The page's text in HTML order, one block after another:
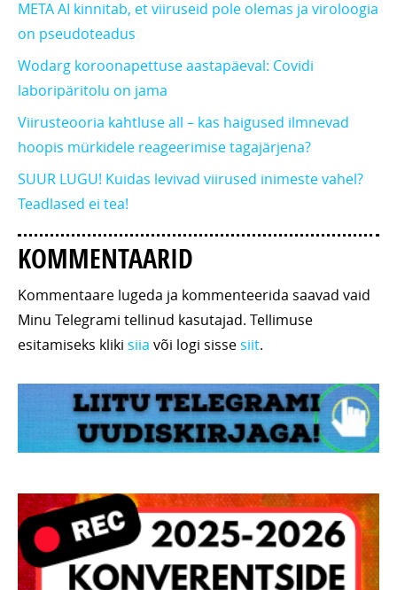
META AI kinnitab, et viiruseid pole olemas ja viroloogia
on pseudoteadus
Wodarg koroonapettuse aastapäeval: Covidi
laboripäritolu on jama
Viirusteooria kahtluse all – kas haigused ilmnevad
hoopis mürkidele reageerimise tagajärjena?
SUUR LUGU! Kuidas levivad viirused inimeste vahel?
Teadlased ei tea!
KOMMENTAARID
Kommentaare lugeda ja kommenteerida saavad vaid
Minu Telegrami tellinud kasutajad. Tellimuse
esitamiseks kliki siia või logi sissesiit.